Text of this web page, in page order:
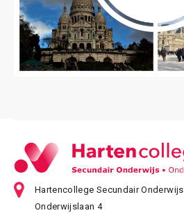
Hartencollege Secundair
Onderwijslaan 4